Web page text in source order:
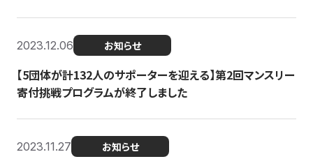
2023.12.06 お知らせ
【5団体が計132人のサポーターを迎える】第2回マンスリー
寄付挑戦プログラムが終了しました
2023.11.27 お知らせ